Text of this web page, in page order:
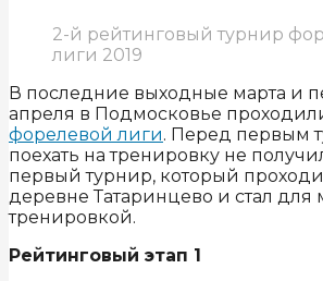
2-й рейтинговый турнир
лиги 2019
В последние выходные марта и
апреля в Подмосковье
форелевой лиги. Перед первым
поехать на тренировку не
первый турнир, который
деревне Татаринцево и стал для
тренировкой.
Рейтинговый этап 1